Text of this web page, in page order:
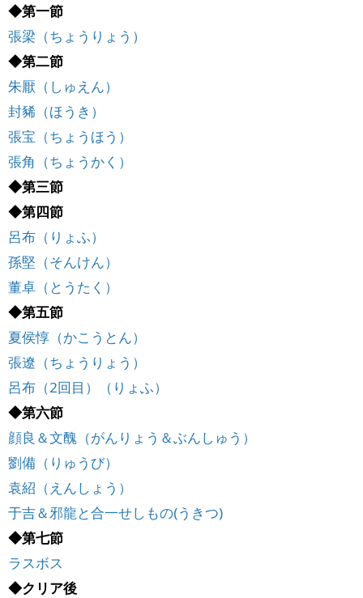
◆第一節
張梁（ちょうりょう）
◆第二節
朱厭（しゅえん）
封豨（ほうき）
張宝（ちょうほう）
張角（ちょうかく）
◆第三節
◆第四節
呂布（りょふ）
孫堅（そんけん）
董卓（とうたく）
◆第五節
夏侯惇（かこうとん）
張遼（ちょうりょう）
呂布（2回目）（りょふ）
◆第六節
顔良＆文醜（がんりょう＆ぶんしゅう）
劉備（りゅうび）
袁紹（えんしょう）
于吉＆邪龍と合一せしもの(うきつ)
◆第七節
ラスボス
◆クリア後